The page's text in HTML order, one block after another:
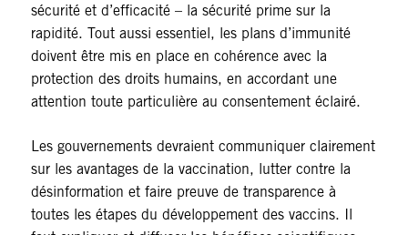
sécurité et d’efficacité – la sécurité prime sur la
rapidité. Tout aussi essentiel, les plans d’immunité
doivent être mis en place en cohérence avec la
protection des droits humains, en accordant une
attention toute particulière au consentement éclairé.
Les gouvernements devraient communiquer clairement
sur les avantages de la vaccination, lutter contre la
désinformation et faire preuve de transparence à
toutes les étapes du développement des vaccins. Il